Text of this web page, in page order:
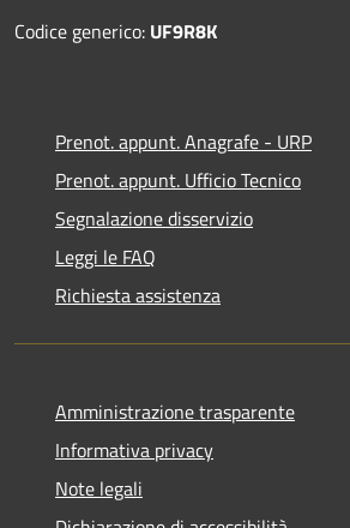
Codice generico: UF9R8K
Prenot. appunt. Anagrafe - URP
Prenot. appunt. Ufficio Tecnico
Segnalazione disservizio
Leggi le FAQ
Richiesta assistenza
Amministrazione trasparente
Informativa privacy
Note legali